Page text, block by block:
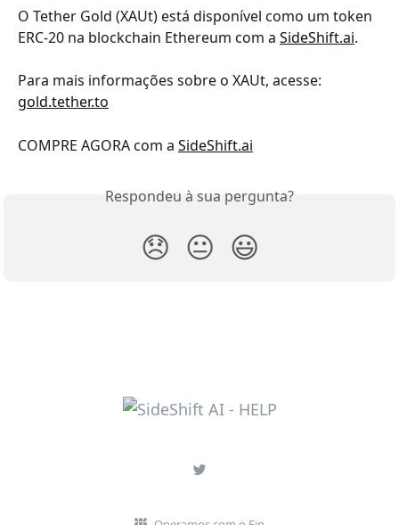
O Tether Gold (XAUt) está disponível como um token
ERC-20 na blockchain Ethereum com a SideShift.ai.
Para mais informações sobre o XAUt, acesse:
gold.tether.to
COMPRE AGORA com a SideShift.ai
Respondeu à sua pergunta?
😞 😐 😃